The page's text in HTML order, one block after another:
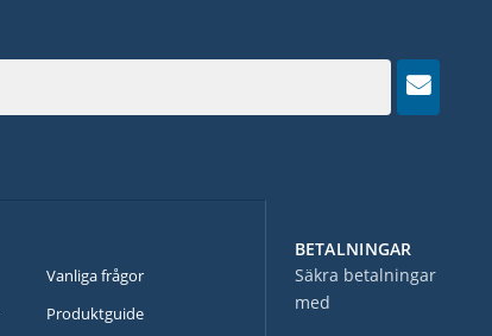
BETALNINGAR
Säkra betalningar
med
Vanliga frågor
Produktguide